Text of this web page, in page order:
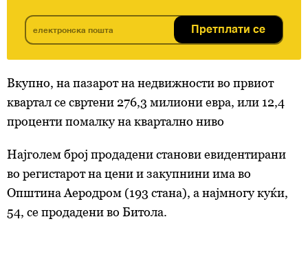
Претплати се
Вкупно, на пазарот на недвижности во првиот
квартал се свртени 276,3 милиони евра, или 12,4
проценти помалку на квартално ниво
Најголем број продадени станови евидентирани
во регистарот на цени и закупнини има во
Општина Аеродром (193 стана), а најмногу куќи,
54, се продадени во Битола.